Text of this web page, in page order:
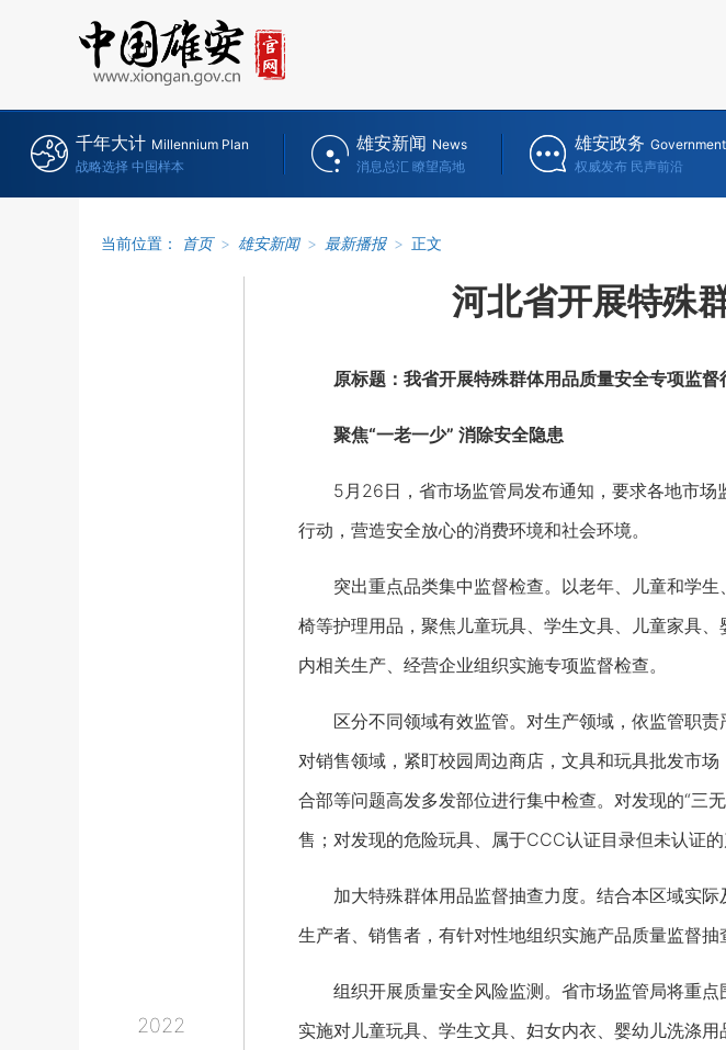
千年大计 Millennium Plan
战略选择 中国样本
雄安新闻 News
消息总汇 瞭望高地
雄安政务
权威发布 民声前沿
当前位置： 首页 > 雄安新闻 > 最新播报 > 正文
2022
河北省开展特殊
原标题：我省开展特殊群体用品质量安全专项监督
聚焦“一老一少” 消除安全隐患
5月26日，省市场监管局发布通知，要求各地市场
行动，营造安全放心的消费环境和社会环境。
突出重点品类集中监督检查。以老年、儿童和学生
椅等护理用品，聚焦儿童玩具、学生文具、儿童家具
内相关生产、经营企业组织实施专项监督检查。
区分不同领域有效监管。对生产领域，依监管职责
对销售领域，紧盯校园周边商店，文具和玩具批发市
合部等问题高发多发部位进行集中检查。对发现的“三
售；对发现的危险玩具、属于CCC认证目录但未认证
加大特殊群体用品监督抽查力度。结合本区域实际
生产者、销售者，有针对性地组织实施产品质量监督
组织开展质量安全风险监测。省市场监管局将重点
实施对儿童玩具、学生文具、妇女内衣、婴幼儿洗涤